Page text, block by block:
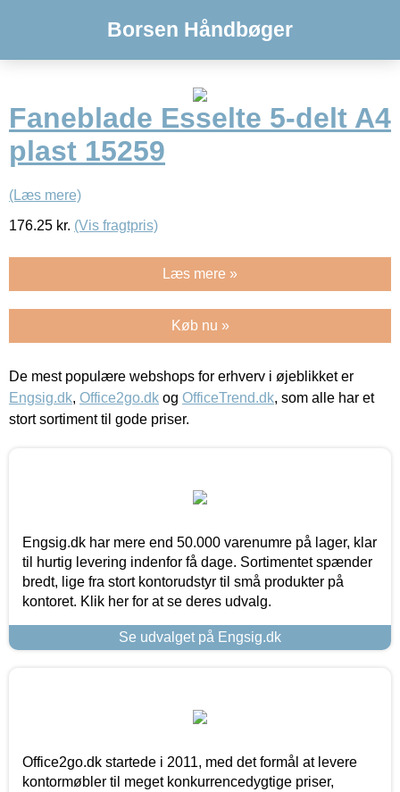
Borsen Håndbøger
Faneblade Esselte 5-delt A4
plast 15259
(Læs mere)
176.25 kr. (Vis fragtpris)
Læs mere »
Køb nu »
De mest populære webshops for erhverv i øjeblikket er
Engsig.dk, Office2go.dk og OfficeTrend.dk, som alle har et
stort sortiment til gode priser.
Engsig.dk har mere end 50.000 varenumre på lager, klar
til hurtig levering indenfor få dage. Sortimentet spænder
bredt, lige fra stort kontorudstyr til små produkter på
kontoret. Klik her for at se deres udvalg.
Se udvalget på Engsig.dk
Office2go.dk startede i 2011, med det formål at levere
kontormøbler til meget konkurrencedygtige priser,